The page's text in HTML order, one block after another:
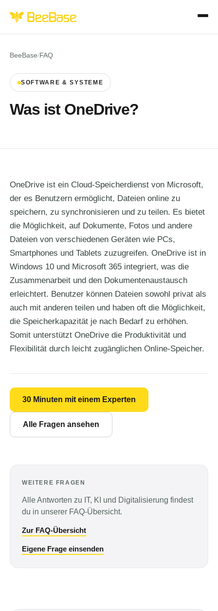
BeeBase/FAQ
SOFTWARE & SYSTEME
Was ist OneDrive?
OneDrive ist ein Cloud-Speicherdienst von Microsoft,
der es Benutzern ermöglicht, Dateien online zu
speichern, zu synchronisieren und zu teilen. Es bietet
die Möglichkeit, auf Dokumente, Fotos und andere
Dateien von verschiedenen Geräten wie PCs,
Smartphones und Tablets zuzugreifen. OneDrive ist in
Windows 10 und Microsoft 365 integriert, was die
Zusammenarbeit und den Dokumentenaustausch
erleichtert. Benutzer können Dateien sowohl privat als
auch mit anderen teilen und haben oft die Möglichkeit,
die Speicherkapazität je nach Bedarf zu erhöhen.
Somit unterstützt OneDrive die Produktivität und
Flexibilität durch leicht zugänglichen Online-Speicher.
30 Minuten mit einem Experten
Alle Fragen ansehen
WEITERE FRAGEN
Alle Antworten zu IT, KI und Digitalisierung findest
du in unserer FAQ-Übersicht.
Zur FAQ-Übersicht
Eigene Frage einsenden